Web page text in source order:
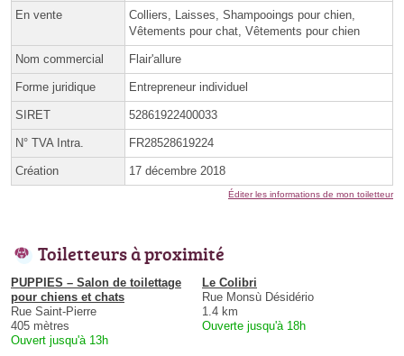
En vente
Colliers, Laisses, Shampooings pour chien,
Vêtements pour chat, Vêtements pour chien
Nom commercial Flair'allure
Forme juridique Entrepreneur individuel
SIRET 52861922400033
N° TVA Intra. FR28528619224
Création 17 décembre 2018
Éditer les informations de mon toiletteur
Toiletteurs à proximité
PUPPIES – Salon de toilettage
pour chiens et chats
Rue Saint-Pierre
405 mètres
Ouvert jusqu'à 13h
Le Colibri
Rue Monsù Désidério
1.4 km
Ouverte jusqu'à 18h